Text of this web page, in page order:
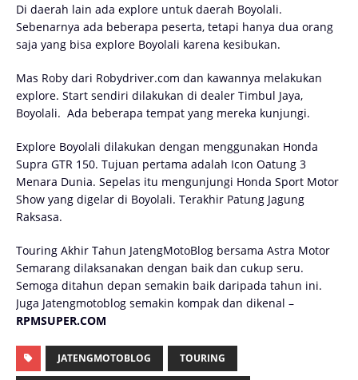
Di daerah lain ada explore untuk daerah Boyolali.
Sebenarnya ada beberapa peserta, tetapi hanya dua orang
saja yang bisa explore Boyolali karena kesibukan.
Mas Roby dari Robydriver.com dan kawannya melakukan
explore. Start sendiri dilakukan di dealer Timbul Jaya,
Boyolali. Ada beberapa tempat yang mereka kunjungi.
Explore Boyolali dilakukan dengan menggunakan Honda
Supra GTR 150. Tujuan pertama adalah Icon Oatung 3
Menara Dunia. Sepelas itu mengunjungi Honda Sport Motor
Show yang digelar di Boyolali. Terakhir Patung Jagung
Raksasa.
Touring Akhir Tahun JatengMotoBlog bersama Astra Motor
Semarang dilaksanakan dengan baik dan cukup seru.
Semoga ditahun depan semakin baik daripada tahun ini.
Juga Jatengmotoblog semakin kompak dan dikenal –
RPMSUPER.COM
JATENGMOTOBLOG TOURING